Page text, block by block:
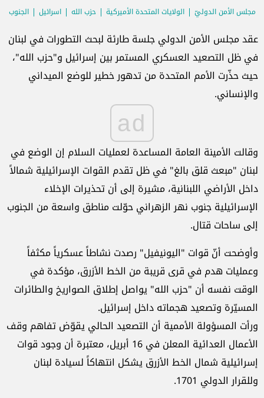
مجلس الأمن الدوليّ الولايات المتحدة الأميركية حزب الله اسرائيل
الجنوب
عقد مجلس الأمن الدولي جلسة طارئة لبحث التطورات في لبنان
في ظل التصعيد العسكري المستمر بين إسرائيل و"حزب الله"،
حيث حذّرت الأمم المتحدة من تدهور خطير للوضع الميداني
والإنساني.
ad
وقالت الأمينة العامة المساعدة لعمليات السلام إن الوضع في
لبنان "مبعث قلق بالغ" في ظل تقدم القوات الإسرائيلية شمالاً
داخل الأراضي اللبنانية، مشيرة إلى أن تحذيرات الإخلاء
الإسرائيلية جنوب نهر الزهراني حوّلت مناطق واسعة من الجنوب
إلى ساحات قتال.
وأوضحت أنّ قوات "اليونيفيل" رصدت نشاطاً عسكرياً مكثفاً
وعمليات هدم في قرى قريبة من الخط الأزرق، مؤكدة في
الوقت نفسه أن "حزب الله" يواصل إطلاق الصواريخ والطائرات
المسيّرة وتصعيد هجماته داخل إسرائيل.
ورأت المسؤولة الأممية أن التصعيد الحالي يقوّض تفاهم وقف
الأعمال العدائية المعلن في 16 أبريل، معتبرة أن وجود قوات
إسرائيلية شمال الخط الأزرق يشكل انتهاكاً لسيادة لبنان
وللقرار الدولي 1701.